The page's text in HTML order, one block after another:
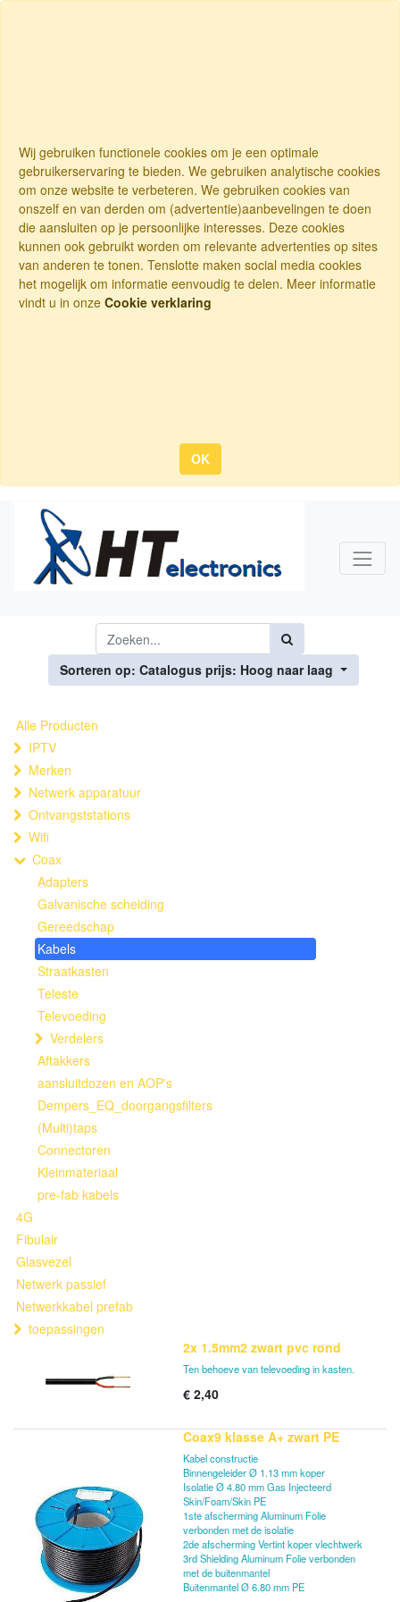
Wij gebruiken functionele cookies om je een optimale
gebruikerservaring te bieden. We gebruiken analytische cookies
om onze website te verbeteren. We gebruiken cookies van
onszelf en van derden om (advertentie)aanbevelingen te doen
die aansluiten op je persoonlijke interesses. Deze cookies
kunnen ook gebruikt worden om relevante advertenties op sites
van anderen te tonen. Tenslotte maken social media cookies
het mogelijk om informatie eenvoudig te delen. Meer informatie
vindt u in onze Cookie verklaring
OK
Sorteren op: Catalogus prijs: Hoog naar laag
Alle Producten
IPTV
Merken
Netwerk apparatuur
Ontvangststations
Wifi
Coax
Adapters
Galvanische scheiding
Gereedschap
Kabels
Straatkasten
Teleste
Televoeding
Verdelers
Aftakkers
aansluitdozen en AOP's
Dempers_EQ_doorgangsfilters
(Multi)taps
Connectoren
Kleinmateriaal
pre-fab kabels
4G
Fibulair
Glasvezel
Netwerk passief
Netwerkkabel prefab
toepassingen
2x 1.5mm2 zwart pvc rond
Ten behoeve van televoeding in kasten.
€ 2,40
Coax9 klasse A+ zwart PE
Kabel constructie
Binnengeleider Ø 1.13 mm koper
Isolatie Ø 4.80 mm Gas Injecteerd
Skin/Foam/Skin PE
1ste afscherming Aluminum Folie
verbonden met de isolatie
2de afscherming Vertint koper vlechtwerk
3rd Shielding Aluminum Folie verbonden
met de buitenmantel
Buitenmantel Ø 6.80 mm PE